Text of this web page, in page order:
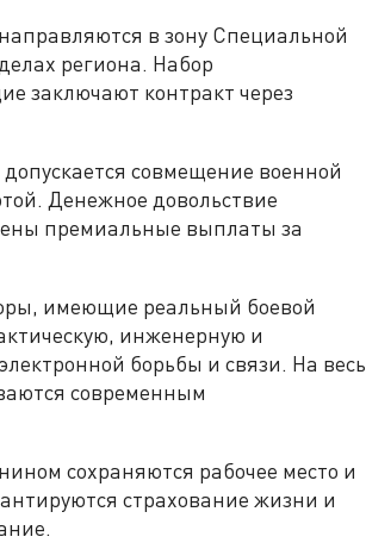
в зону Специальной
региона. Набор
заключают контракт через
совмещение военной
Денежное довольствие
премиальные выплаты за
имеющие реальный боевой
инженерную и
борьбы и связи. На весь
современным
сохраняются рабочее место и
страхование жизни и